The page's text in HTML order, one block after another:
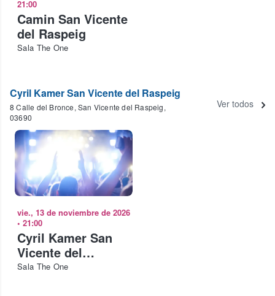
21:00
Camin San Vicente
del Raspeig
Sala The One
Cyril Kamer San Vicente del Raspeig
8 Calle del Bronce, San Vicente del Raspeig,
03690
Ver todos
vie., 13 de noviembre de 2026
• 21:00
Cyril Kamer San
Vicente del
Raspeig
Sala The One